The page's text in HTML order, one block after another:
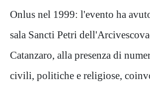
Onlus nel 1999: l'evento ha
sala Sancti Petri
Catanzaro, alla presenza di
civili, politiche e religiose,